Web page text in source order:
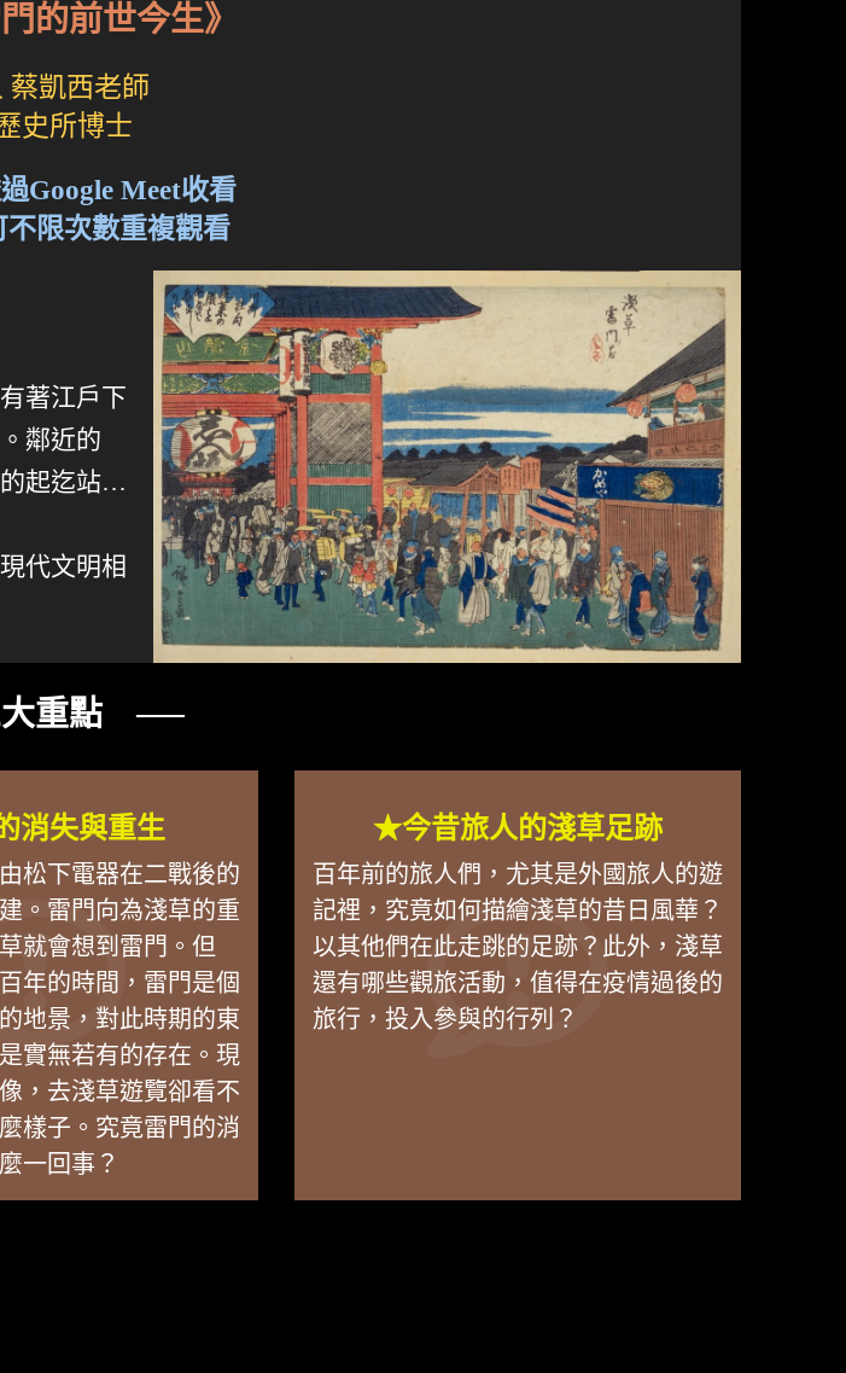
的前世今生》
蔡凱西老師
史所博士
Google Meet收看
不限次數重複觀看
著江戶下
鄰近的
的起迄站…
代文明相
重點 ──
消失與重生
松下電器在二戰後的
。雷門向為淺草的重
就會想到雷門。但
年的時間，雷門是個
地景，對此時期的東
實無若有的存在。現
，去淺草遊覽卻看不
樣子。究竟雷門的消
一回事？
★今昔旅人的淺草足跡
百年前的旅人們，尤其是外國旅人的遊
記裡，究竟如何描繪淺草的昔日風華？
以其他們在此走跳的足跡？此外，淺草
還有哪些觀旅活動，值得在疫情過後的
旅行，投入參與的行列？